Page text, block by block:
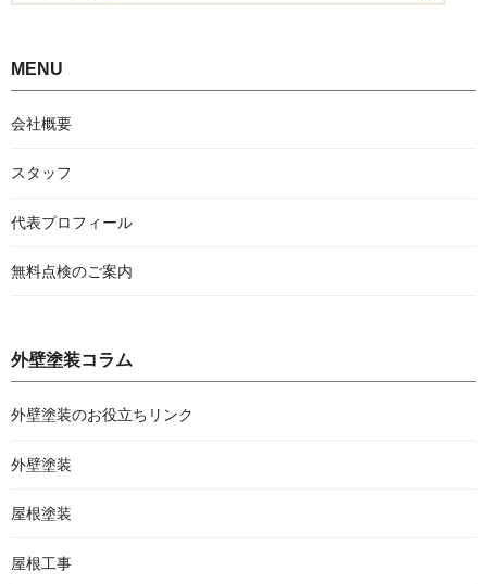
MENU
会社概要
スタッフ
代表プロフィール
無料点検のご案内
外壁塗装コラム
外壁塗装のお役立ちリンク
外壁塗装
屋根塗装
屋根工事